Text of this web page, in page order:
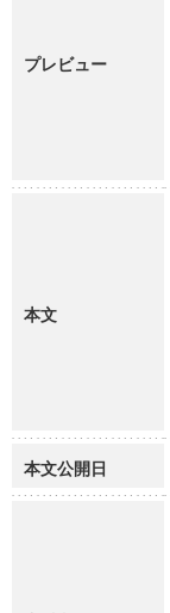
プレビュー
本文
本文公開日